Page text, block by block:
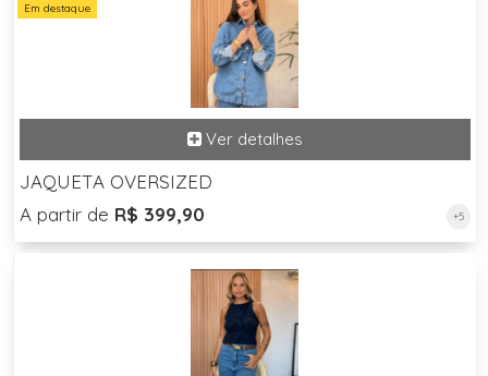
Em destaque
JAQUETA OVERSIZED
A partir de R$ 399,90 +5